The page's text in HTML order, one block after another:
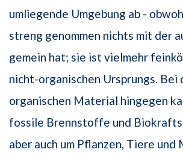
umliegende Umgebung ab -
streng genommen nichts mit der
gemein hat; sie ist vielmehr
nicht-organischen Ursprungs. Bei
organischen Material hingegen
fossile Brennstoffe und
aber auch um Pflanzen, Tiere und